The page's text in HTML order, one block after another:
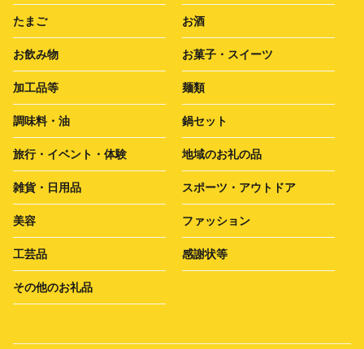
たまご お酒
お飲み物 お菓子・スイーツ
加工品等 麺類
調味料・油 鍋セット
旅行・イベント・体験 地域のお礼の品
雑貨・日用品 スポーツ・アウトドア
美容 ファッション
工芸品 感謝状等
その他のお礼品